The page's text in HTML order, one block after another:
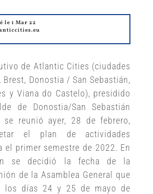
le 1 Mar 22
de Atlantic Cities (ciudades
Brest, Donostia / San Sebastián,
y Viana do Castelo), presidido
de Donostia/San Sebastián
se reunió ayer, 28 de febrero,
el plan de actividades
el primer semestre de 2022. En
se decidió la fecha de la
de la Asamblea General que
los días 24 y 25 de mayo de